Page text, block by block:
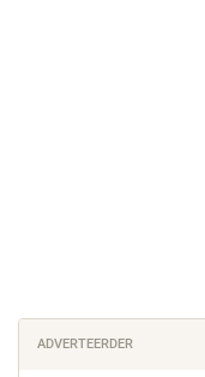
ADVERTEERDER